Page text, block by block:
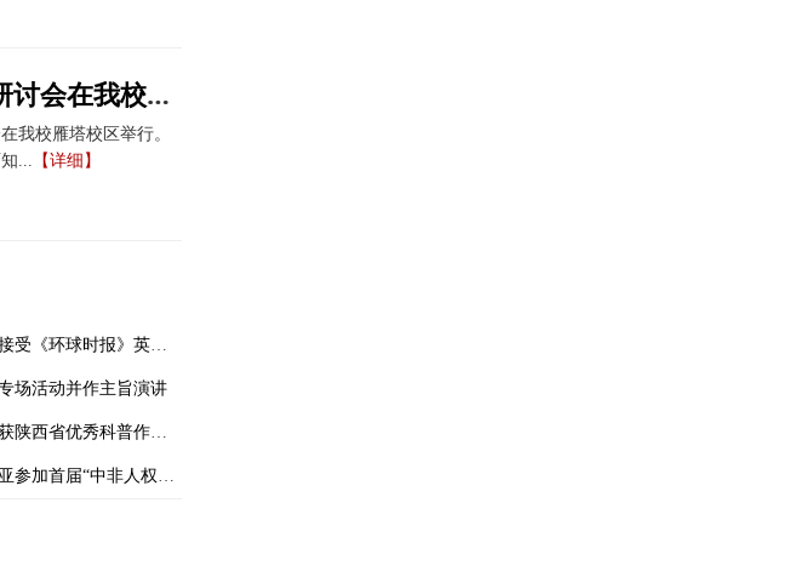
《著作权法实施条例（修订草案征求意见稿）》专家研讨会在我校举办
我校雁塔校区举行。
... 【详细】
【环球时报】我校舒洪水教授接受《环球时报》英文版采访
场活动并作主旨演讲
我校王静教授团队科普作品荣获陕西省优秀科普作品三等奖
我校哈冠群副教授赴埃塞俄比亚参加首届“中非人权研讨会”